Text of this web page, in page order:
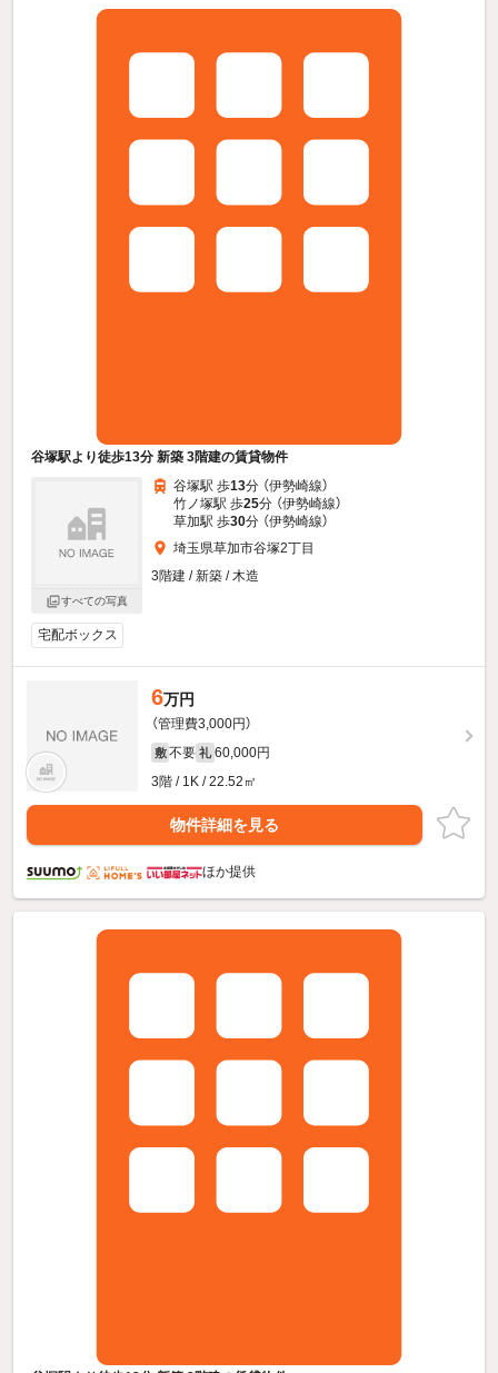
谷塚駅より徒歩13分 新築 3階建の賃貸物件
すべての写真
谷塚駅 歩13分 （伊勢崎線）
竹ノ塚駅 歩25分 （伊勢崎線）
草加駅 歩30分 （伊勢崎線）
埼玉県草加市谷塚2丁目
3階建 / 新築 / 木造
宅配ボックス
6万円
（管理費3,000円）
敷 不要 礼 60,000円
3階 / 1K / 22.52㎡
物件詳細を見る
ほか提供